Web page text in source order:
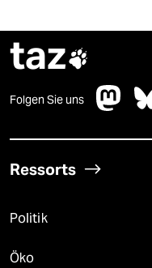
taz
Folgen Sie uns
Ressorts
Politik
Öko